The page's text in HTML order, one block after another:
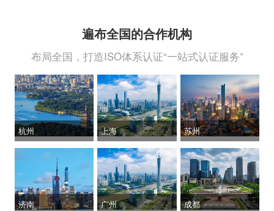
遍布全国的合作机构
布局全国，打造ISO体系认证“一站式认证服务”
杭州
济南
上海
广州
苏州
成都